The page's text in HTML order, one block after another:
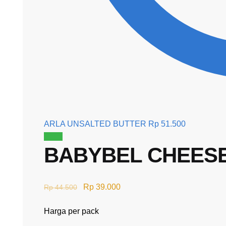
ARLA UNSALTED BUTTER Rp 51.500
BABYBEL
Rp44.500 Rp 39.000
Harga per pack